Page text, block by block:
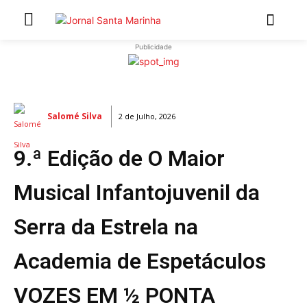
ARTIGOS DE OPINIÃO
Secções
MARCHAS POPULARES DE SÃO JOÃO 2026
NATAL NAS FREGUESIAS
ATUALIDADE
REGIÃO
SOCIEDADE
Publicidade
Salomé Silva 2 de Julho, 2026
9.ª Edição de O Maior
Musical Infantojuvenil da
Serra da Estrela na
Academia de Espetáculos
VOZES EM ½ PONTA